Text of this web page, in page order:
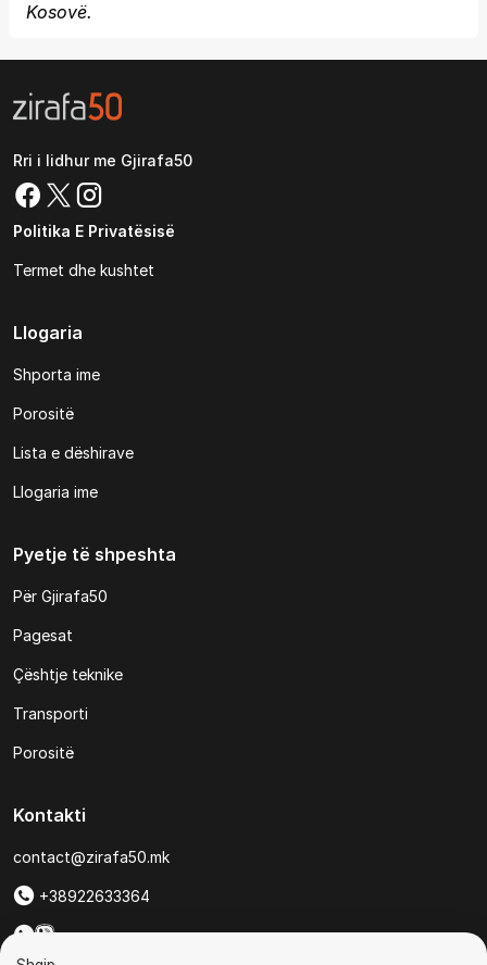
Kosovë.
Rri i lidhur me Gjirafa50
Politika E Privatësisë
Termet dhe kushtet
Llogaria
Shporta ime
Porositë
Lista e dëshirave
Llogaria ime
Pyetje të shpeshta
Për Gjirafa50
Pagesat
Çështje teknike
Transporti
Porositë
Kontakti
contact@zirafa50.mk
+38922633364
Për kërkesa të ofertave: